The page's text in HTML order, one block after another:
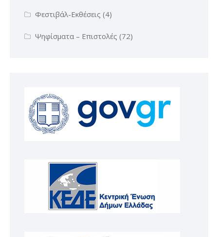
Φεστιβάλ-Εκθέσεις (4)
Ψηφίσματα – Επιστολές (72)